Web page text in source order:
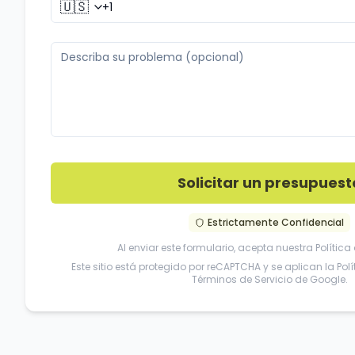
🇺🇸
Solicitar un
Estrictamente Confidencial
Al enviar este formulario, acepta nuestra Política
Este sitio está protegido por reCAPTCHA y se aplican la
Términos de Servicio de Google.